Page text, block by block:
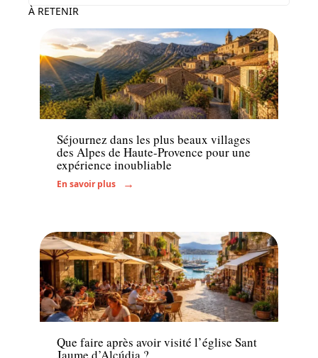
À RETENIR
Hébergement
Séjournez dans les plus beaux villages
des Alpes de Haute-Provence pour une
expérience inoubliable
En savoir plus
Voyage
Que faire après avoir visité l’église Sant